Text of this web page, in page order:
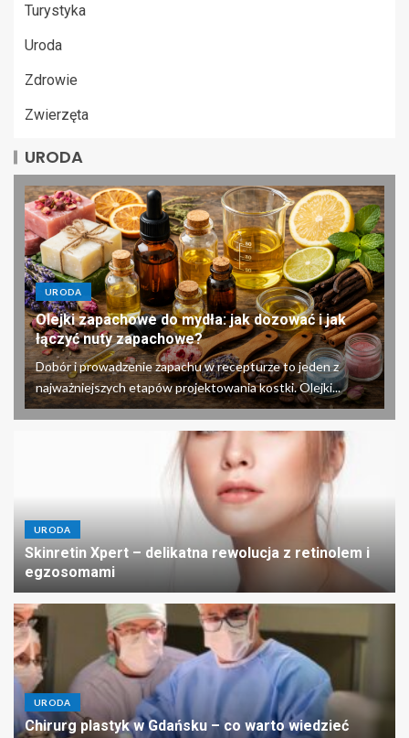
Turystyka
Uroda
Zdrowie
Zwierzęta
URODA
URODA
Olejki zapachowe do mydła: jak dozować i jak
łączyć nuty zapachowe?
Dobór i prowadzenie zapachu w recepturze to jeden z
najważniejszych etapów projektowania kostki. Olejki...
URODA
Skinretin Xpert – delikatna rewolucja z retinolem i
egzosomami
URODA
Chirurg plastyk w Gdańsku – co warto wiedzieć